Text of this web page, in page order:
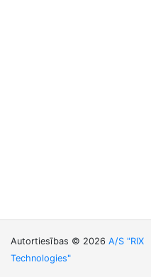
Autortiesības © 2026 A/S "RIX
Technologies"